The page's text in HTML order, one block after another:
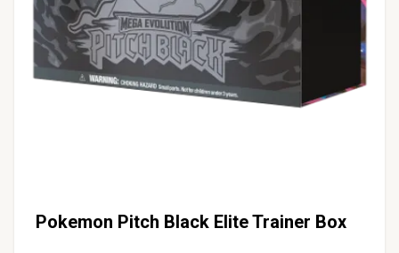
Pokemon Pitch Black Elite Trainer Box